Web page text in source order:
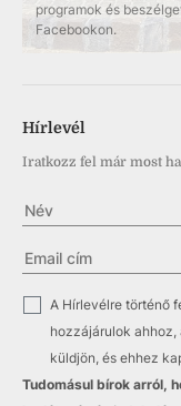
programok és
Facebookon.
Hírlevél
Iratkozz fel már most
A Hírlevélre történő
hozzájárulok
küldjön, és ehhez
Tudomásul bírok arról,